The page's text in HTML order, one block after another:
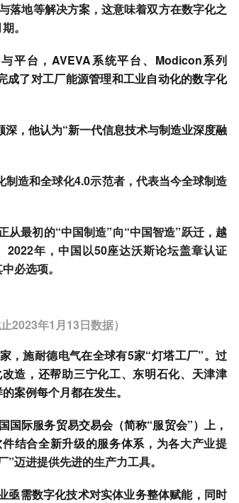
落地等解决方案，这意味着双方在数字化之
。
平台，AVEVA系统平台、Modicon系列
了对工厂能源管理和工业自动化的数字化
，他认为“新一代信息技术与制造业深度融
造和全球化4.0示范者，代表当今全球制造
最初的“中国制造”向“中国智造”跃迁，越
年，中国以50座达沃斯论坛盖章认证
必选项。
2023年1月13日数据）
，施耐德电气在全球有5家“灯塔工厂”。过
造，还帮助三宁化工、东明石化、天津津
案例每个月都在发生。
际服务贸易交易会（简称“服贸会”）上，
结合全新升级的服务体系， 为各大产业提
迈进提供先进的生产力工具。
亟需数字化技术对实体业务整体赋能，同时